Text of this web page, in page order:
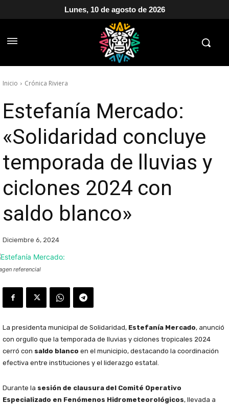
Lunes, 10 de agosto de 2026
Inicio Crónica Riviera
Estefanía Mercado:
«Solidaridad concluye
temporada de lluvias y
ciclones 2024 con
saldo blanco»
Diciembre 6, 2024
referencial
La presidenta municipal de Solidaridad, Estefanía Mercado, anunció
con orgullo que la temporada de lluvias y ciclones tropicales 2024
cerró con saldo blanco en el municipio, destacando la coordinación
efectiva entre instituciones y el liderazgo estatal.
Durante la sesión de clausura del Comité Operativo
Especializado en Fenómenos Hidrometeorológicos, llevada a